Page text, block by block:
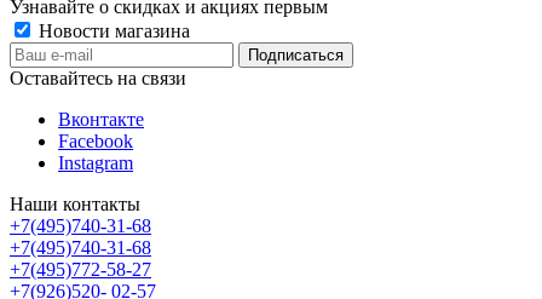
Узнавайте о скидках и акциях первым
Новости магазина
Оставайтесь на связи
Вконтакте
Facebook
Instagram
Наши контакты
+7(495)740-31-68
+7(495)740-31-68
+7(495)772-58-27
+7(926)520- 02-57